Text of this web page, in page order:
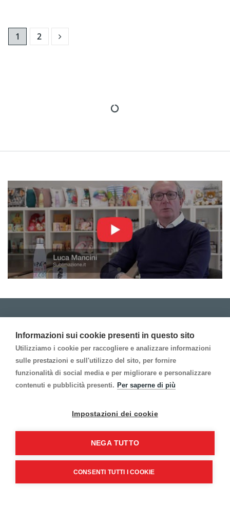
Informazioni sui cookie presenti in questo sito
Utilizziamo i cookie per raccogliere e analizzare informazioni
sulle prestazioni e sull'utilizzo del sito, per fornire
funzionalità di social media e per migliorare e personalizzare
contenuti e pubblicità presenti. Per saperne di più
Impostazioni dei cookie
NEGA TUTTO
CONSENTI TUTTI I COOKIE
1 2
Prodotti
Account
Informazion Legali